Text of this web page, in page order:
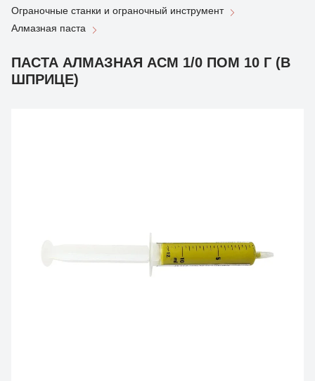
Ограночные станки и ограночный инструмент
Алмазная паста
ПАСТА АЛМАЗНАЯ АСМ 1/0 ПОМ 10 Г (В
ШПРИЦЕ)